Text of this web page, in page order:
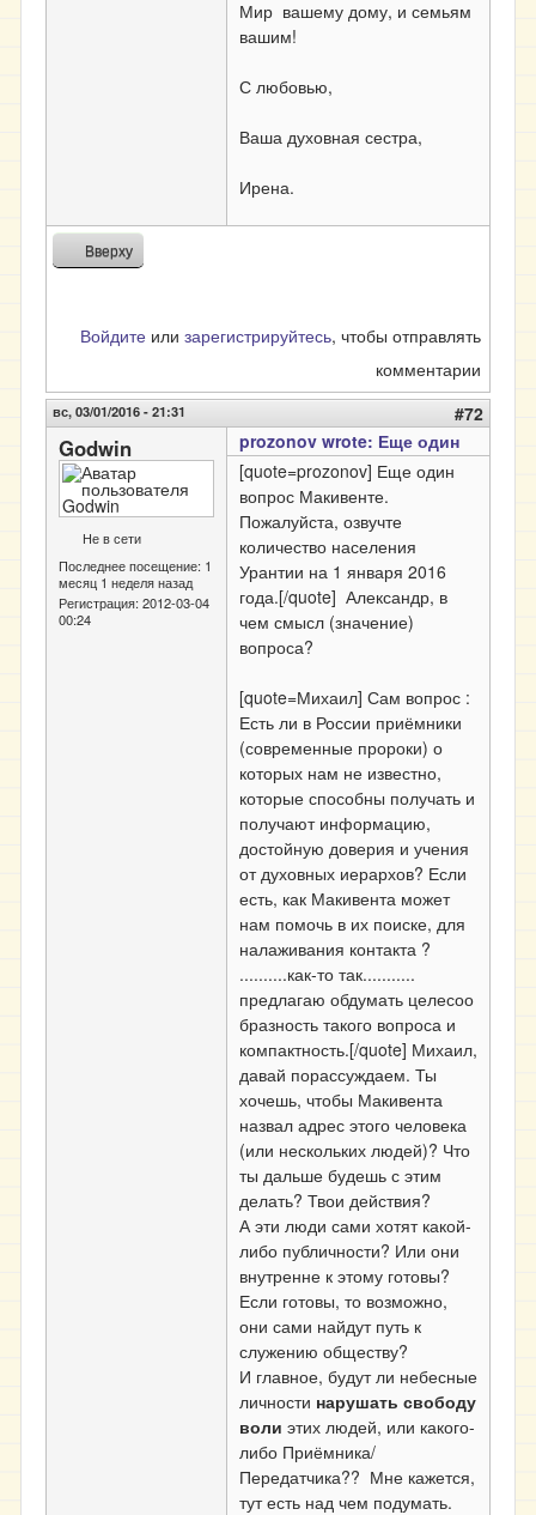
Мир вашему дому, и семьям
вашим!
С любовью,
Ваша духовная сестра,
Ирена.
Вверху
Войдите или зарегистрируйтесь, чтобы отправлять
комментарии
вс, 03/01/2016 - 21:31 #72
Godwin
Не в сети
Последнее посещение: 1
месяц 1 неделя назад
Регистрация:2012-03-04
00:24
prozonov wrote: Еще один
[quote=prozonov] Еще один
вопрос Макивенте.
Пожалуйста, озвучте
количество населения
Урантии на 1 января 2016
года.[/quote] Александр, в
чем смысл (значение)
вопроса?
[quote=Михаил] Сам вопрос :
Есть ли в России приёмники
(современные пророки) о
которых нам не известно,
которые способны получать и
получают информацию,
достойную доверия и учения
от духовных иерархов? Если
есть, как Макивента может
нам помочь в их поиске, для
налаживания контакта ?
..........как-то так...........
предлагаю обдумать целесоо
бразность такого вопроса и
компактность.[/quote] Михаил,
давай порассуждаем. Ты
хочешь, чтобы Макивента
назвал адрес этого человека
(или нескольких людей)? Что
ты дальше будешь с этим
делать? Твои действия?
А эти люди сами хотят какой-
либо публичности? Или они
внутренне к этому готовы?
Если готовы, то возможно,
они сами найдут путь к
служению обществу?
И главное, будут ли небесные
личности нарушать свободу
воли этих людей, или какого-
либо Приёмника/
Передатчика?? Мне кажется,
тут есть над чем подумать.